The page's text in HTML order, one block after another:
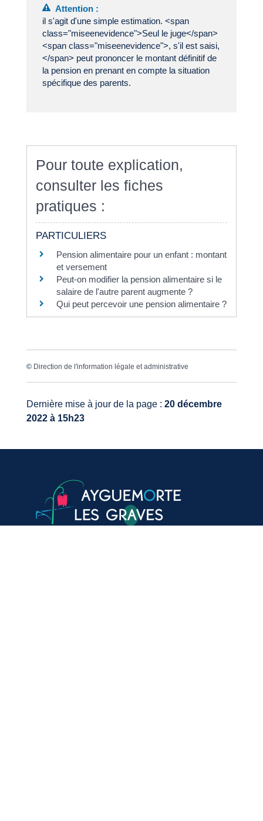
Attention :
il s'agit d'une simple estimation. <span
class="miseenevidence">Seul le juge</span>
<span class="miseenevidence">, s'il est saisi,
</span> peut prononcer le montant définitif de
la pension en prenant en compte la situation
spécifique des parents.
Pour toute explication,
consulter les fiches
pratiques :
PARTICULIERS
Pension alimentaire pour un enfant : montant
et versement
Peut-on modifier la pension alimentaire si le
salaire de l'autre parent augmente ?
Qui peut percevoir une pension alimentaire ?
© Direction de l'information légale et administrative
Dernière mise à jour de la page : 20 décembre
2022 à 15h23